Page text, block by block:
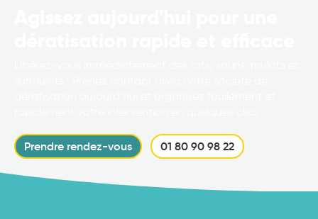
Prendre rendez-vous 01 80 90 98 22